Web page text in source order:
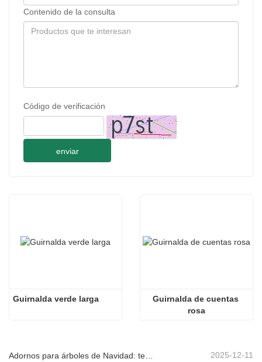
Contenido de la consulta
Código de verificación
enviar
Guirnalda verde larga
Guirnalda de cuentas
rosa
2025-12-11